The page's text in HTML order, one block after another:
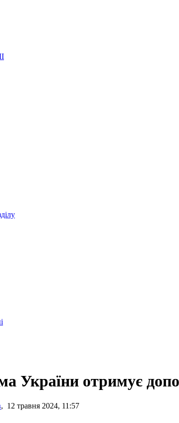
України отримує
, 12 травня 2024, 11:57